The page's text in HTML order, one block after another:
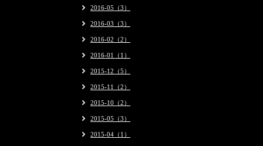
2016-05（3）
2016-03（3）
2016-02（2）
2016-01（1）
2015-12（5）
2015-11（2）
2015-10（2）
2015-05（3）
2015-04（1）